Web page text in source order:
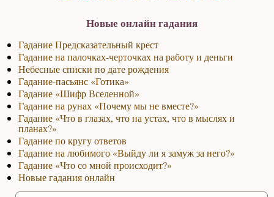
Новые онлайн гадания
Гадание Предсказательный крест
Гадание на палочках-черточках на работу и деньги
Небесные списки по дате рождения
Гадание-пасьянс «Готика»
Гадание «Шифр Вселенной»
Гадание на рунах «Почему мы не вместе?»
Гадание «Что в глазах, что на устах, что в мыслях и
планах?»
Гадание по кругу ответов
Гадание на любимого «Выйду ли я замуж за него?»
Гадание «Что со мной происходит?»
Новые гадания онлайн